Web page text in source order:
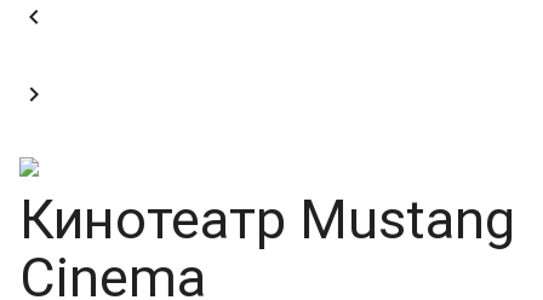


Кинотеатр Mustang
Cinema